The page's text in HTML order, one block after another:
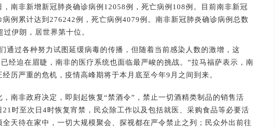
非新增新冠肺炎确诊病例12058例，死亡病例108例。目前南非新冠
病例累计达到276242例，死亡病例4079例。南非新冠肺炎确诊病例总数
过伊朗，居世界第十位。
过各种努力试图延缓病毒的传播，但随着当前感染人数的激增，这
已经迫在眉睫，南非的医疗系统也面临最严峻的挑战。”拉马福萨表示，南
经历严重的危机，疫情高峰期将于本月底至今年9月之间到来。
非政府决定，即刻起恢复“禁酒令”，禁止一切酒精类制品的销售活
21时至次日4时恢复宵禁，民众除工作以及包括就医、采购食品等必要活
全天待在家中，一切大规模聚会、探视都在严令禁止之列；民众外出前往